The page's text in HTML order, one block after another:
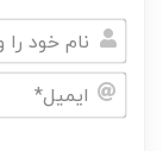
نام
خود